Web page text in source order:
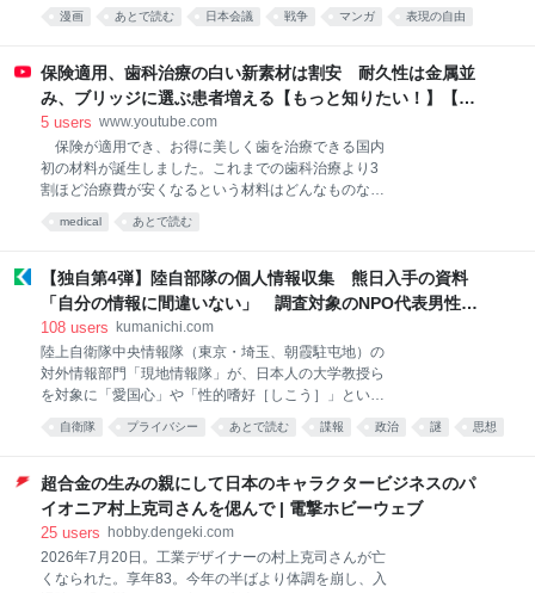
論します。 2026-08-05 23:42:50 安野貴博＠チームみ
る漫画「東京核撃」。その展開以上にネット上に大き
な衝撃を与えたのは、漫画に記された監修者の名前で
理学博士です。 専門分野は「中国・北朝鮮の核武装問
題、核災害防護とテロ対策、核エネルギーの平和利用
の推進と危機管理、核放射線の医療利用と安全」と書
体は「日本会議北海道本部理事」であり、幸福の科学
出版から本を出し、田母神俊雄と講演会を行い、アパ
グループの主催する「真の近現代史観」懸賞論文で最
優秀賞を取った人物、と言えば分かる人にはすぐ分か
『核爆発災害 そ
漫画 あとで読む 日本会議 戦争 マンガ 表現の自由
保険適用、歯科治療の白い新素材は割安 耐久性は金属並
み、ブリッジに選ぶ患者増える【もっと知りたい！】【グ
ッド！モーニング】(2026年8月3日)
5 users www.youtube.com
保険が適用でき、お得に美しく歯を治療できる国内
初の材料が誕生しました。これまでの歯科治療より3
割ほど治療費が安くなるという材料はどんなものなの
でしょうか。 ■歯科技工士の負担軽減に まるで本物
の歯のような自然な白さ。実はこれ、樹脂製のブロッ
高知に本社を構える歯科材料メーカーです。
YAMAKIN 加藤喬大主席研究員 「材料の中心、補強
材料としてガラス繊維製で作られた芯棒を配置してい
発したという両方を合わせてSHIN－BOW（シンボ
ー）という製品名になっている。歯を失った場合、保
険で白い歯でブリッジが製作可能」 ブリッジ治療と
は、虫歯などで歯を失った場合、その両隣の歯を土台
す。その
medical あとで読む
【独自第4弾】陸自部隊の個人情報収集 熊日入手の資料
「自分の情報に間違いない」 調査対象のNPO代表男性が
確認 隊員とのメール履歴も一致｜熊本日日新聞社
108 users
kumanichi.com
陸上自衛隊中央情報隊（東京・埼玉、朝霞駐屯地）の
対外情報部門「現地情報隊」が、日本人の大学教授ら
を対象に「愛国心」や「性的嗜好［しこう］」といっ
た個人情報を組織的に調査・収集しているとみられる
問題で、熊本日日新聞が入手した複数の「報告書」の
が取材に応じ、報告書の内容について「自分の情報に
間違いない」と述べた。メールの履歴など男性しか知
り得ない情報と一致した。 男性は、紛争地の人道支援
安情勢に関する「地域研究」の名目で接近してきた複
数の自衛官と意見交換し、治安情報などをレクチャー
自衛隊 プライバシー あとで読む 諜報 政治 謎 思想
超合金の生みの親にして日本のキャラクタービジネスのパ
イオニア村上克司さんを偲んで | 電撃ホビーウェブ
25 users
hobby.dengeki.com
2026年7月20日。工業デザイナーの村上克司さんが亡
くなられた。享年83。今年の半ばより体調を崩し、入